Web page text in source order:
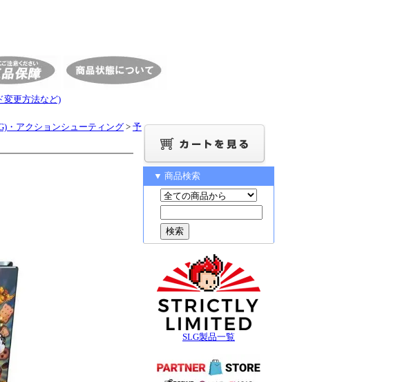
変更方法など)
・アクションシューティング > 予
▼ 商品検索
SLG製品一覧